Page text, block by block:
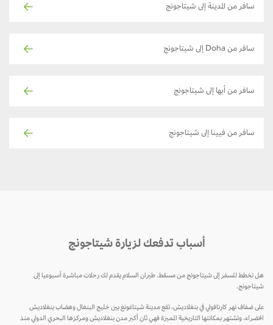
سافر من المدينة إلى شيتاجونج
سافر من Doha إلى شيتاجونج
سافر من أبها إلى شيتاجونج
سافر من فيينا إلى شيتاجونج
أسباب تدفعك لزيارة شيتاجونج
هل تخطط للسفر إلى شيتاجونج من مسقط. طيران السلام يقدم لك رحلات مباشرة أسبوعيا إلى
شيتاجونج.
على ضفاف نهر كارنافولي في بنغلاديش، تقع مدينة شيتاغونغ بين خليج البنغال وهضاب بنغلاديش
الخضراء، وتشتهر بمكانتها التاريخية المميزة فهي ثان أكبر مدن بنغلاديش ومركزها البحري الدولي منذ